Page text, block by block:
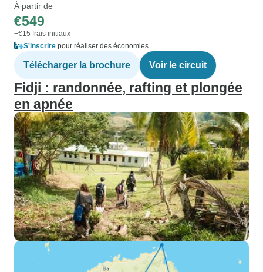
À partir de
€549
+€15 frais initiaux
S'inscrire pour réaliser des économies
Télécharger la brochure Voir le circuit
Fidji : randonnée, rafting et plongée
en apnée